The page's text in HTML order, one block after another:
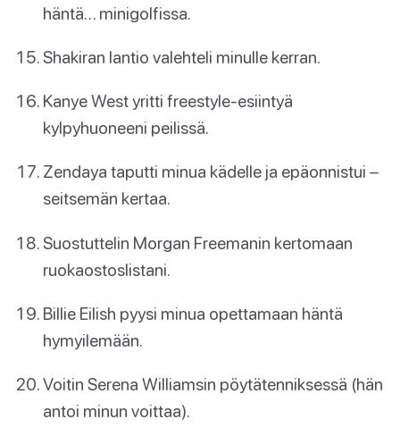
häntä… minigolfissa.
Shakiran lantio valehteli minulle kerran.
Kanye West yritti freestyle-esiintyä
kylpyhuoneeni peilissä.
Zendaya taputti minua kädelle ja epäonnistui –
seitsemän kertaa.
Suostuttelin Morgan Freemanin kertomaan
ruokaostoslistani.
Billie Eilish pyysi minua opettamaan häntä
hymyilemään.
Voitin Serena Williamsin pöytätenniksessä (hän
antoi minun voittaa).